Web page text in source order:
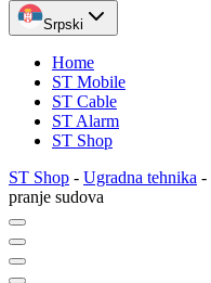
Srpski
Home
ST Mobile
ST Cable
ST Alarm
ST Shop
ST Shop - Ugradna tehnika -
pranje sudova